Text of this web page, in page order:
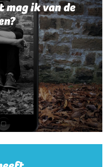
mag ik van de